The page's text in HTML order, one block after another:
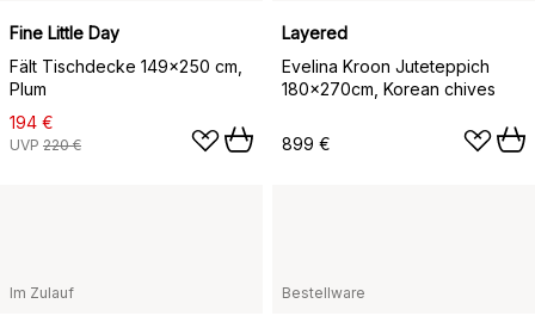
Fine Little Day
Fält Tischdecke 149x250 cm,
Plum
194 €
UVP 220 €
Layered
Evelina Kroon Juteteppich
180x270cm, Korean chives
899 €
Im Zulauf Bestellware